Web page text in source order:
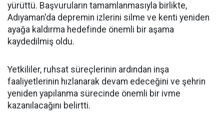
yürüttü. Başvuruların tamamlanmasıyla birlikte,
Adıyaman'da depremin izlerini silme ve kenti yeniden
ayağa kaldırma hedefinde önemli bir aşama
kaydedilmiş oldu.
Yetkililer, ruhsat süreçlerinin ardından inşa
faaliyetlerinin hızlanarak devam edeceğini ve şehrin
yeniden yapılanma sürecinde önemli bir ivme
kazanılacağını belirtti.